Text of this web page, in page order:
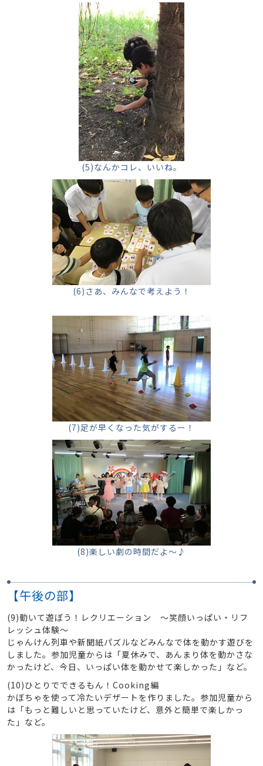
(5)なんかコレ、いいね。
(6)さあ、みんなで考えよう！
(7)足が早くなった気がするー！
(8)楽しい劇の時間だよ～♪
【午後の部】
(9)動いて遊ぼう！レクリエーション ～笑顔いっぱい・リフ
レッシュ体験～
じゃんけん列車や新聞紙パズルなどみんなで体を動かす遊びを
しました。参加児童からは「夏休みで、あんまり体を動かさな
かったけど、今日、いっぱい体を動かせて楽しかった」など。
(10)ひとりでできるもん！Cooking編
かぼちゃを使って冷たいデザートを作りました。参加児童から
は「もっと難しいと思っていたけど、意外と簡単で楽しかっ
た」など。